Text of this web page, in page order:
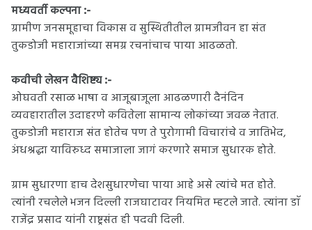
मध्यवर्ती कल्पना:-
ग्रामीण जनसमूहाचा विकास व सुस्थितीतील ग्रामजीवन हा संत
तुकडोजी महाराजांच्या समग्र रचनांचाच पाया आढळतो.
कवीची लेखन वैशिष्ट्य:-
ओघवती रसाळ भाषा व आजूबाजूला आढळणारी दैनंदिन
व्यवहारातील उदाहरणे कवितेला सामान्य लोकांच्या जवळ नेतात.
तुकडोजी महाराज संत होतेच पण ते पुरोगामी विचारांचे व जातिभेद,
अंधश्रद्धा याविरुध्द समाजाला जागं करणारे समाज सुधारक होते.
ग्राम सुधारणा हाच देशसुधारणेचा पाया आहे असे त्यांचे मत होते.
त्यांनी रचलेले भजन दिल्ली राजघाटावर नियमित म्हटले जाते. त्यांना डाॅ
राजेंद्र प्रसाद यांनी राष्ट्रसंत ही पदवी दिली.